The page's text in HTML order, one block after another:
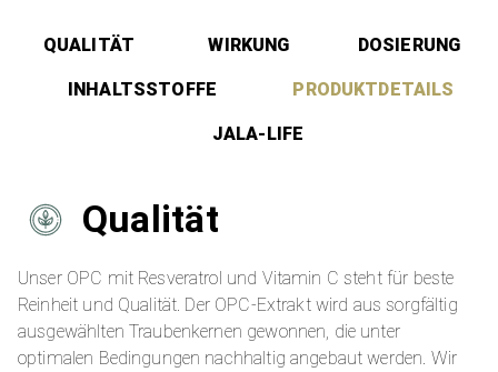
QUALITÄT WIRKUNG DOSIERUNG
INHALTSSTOFFE PRODUKTDETAILS
JALA-LIFE
Qualität
Unser OPC mit Resveratrol und Vitamin C steht für beste
Reinheit und Qualität. Der OPC-Extrakt wird aus sorgfältig
ausgewählten Traubenkernen gewonnen, die unter
optimalen Bedingungen nachhaltig angebaut werden. Wir